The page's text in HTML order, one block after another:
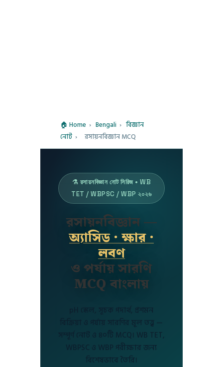
🏠 Home › Bengali › বিজ্ঞান
নোট › রসায়নবিজ্ঞান MCQ
⚗️ রসায়নবিজ্ঞান নোট সিরিজ • WB
TET / WBPSC / WBP ২০২৬
রসায়নবিজ্ঞান —
অ্যাসিড · ক্ষার ·
লবণ
ও পর্যায় সারণি
MCQ বাংলায়
pH স্কেল, সূচক পদার্থ, প্রশমন
বিক্রিয়া ও পর্যায় সারণির মূল তত্ত্ব —
সম্পূর্ণ নোট ও ৪০টি MCQ। WB TET,
WBPSC ও WBP পরীক্ষার জন্য
বিশেষভাবে তৈরি।